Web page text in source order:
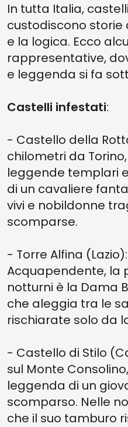
In tutta Italia,
custodiscono
e la logica. Ecco
rappresentative,
e leggenda si fa
Castelli infestati:
- Castello della
chilometri da
leggende templari
di un cavaliere
vivi e nobildonne
scomparse.
- Torre Alfina
Acquapendente, la
notturni è la Dama
che aleggia tra le
rischiarate solo da
- Castello di Stilo
sul Monte
leggenda di un
scomparso. Nelle
che il suo tamburo